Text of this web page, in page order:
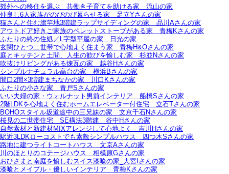
郊外への移住を選ぶ＿共働き子育てを助ける家＿流山の家
仲良し6人家族がのびのび暮らせる家＿足立Yさんの家
猫さんと住む旗竿地3階建ラップサイディングの家＿品川Aさんの家
アウトドア好きご家族のペレットストーブがある家＿青梅Kさんの家
ふたりの終の住処／L字型平屋の家＿日光の家
玄関ひとつ二世帯で心地よく住まう家＿青梅H&Oさんの家
庭とキッチンと土間、人生の歓びを愉しむ家＿杉並Nさんの家
吹抜けリビングがある煉瓦の家＿越谷Hさんの家
シンプルナチュラル高台の家＿横浜Bさんの家
間口2間×3階建まちなかの家＿川口Kさんの家
ふたりの小さな家＿青戸Sさんの家
いい夫婦の家・ウォルナット男前インテリア＿船橋Sさんの家
2階LDKを心地よく住むホームエレベーター付住宅＿立石Tさんの家
BOHOスタイル坂道途中の三兄妹の家＿文京千石Nさんの家
桜見の二世帯住宅＿SE構法3階建＿谷中Hさんの家
自然素材と新建材MIXアレンジして心地よく＿吉川Hさんの家
駅近3LDKローコストでも素敵シンプルハウス＿四つ木Sさんの家
路地に建つライトコートハウス＿文京Aさんの家
川のほとりのコテージハウス＿相模原Gさんの家
おひさまと南庭を愉しむスイス漆喰の家_大宮Iさんの家
漆喰とメイプル・優しいインテリア＿青梅Kさんの家